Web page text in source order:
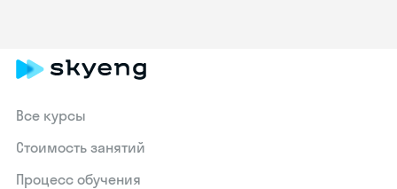
Все курсы
Стоимость занятий
Процесс обучения